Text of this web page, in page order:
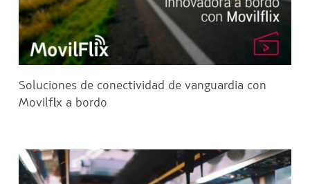
Soluciones de conectividad de vanguardia con
Movilflix a bordo